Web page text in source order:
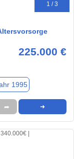
1 / 3
225.000 €
1995
➦ ➜